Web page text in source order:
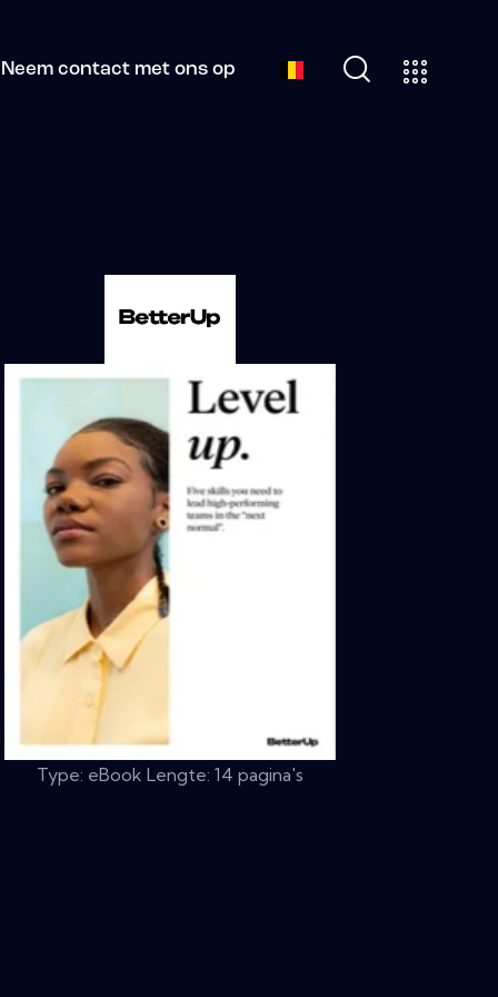
Neem contact met ons op
Type: eBook Lengte: 14 pagina's